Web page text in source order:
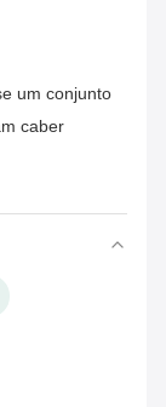
um conjunto
caber